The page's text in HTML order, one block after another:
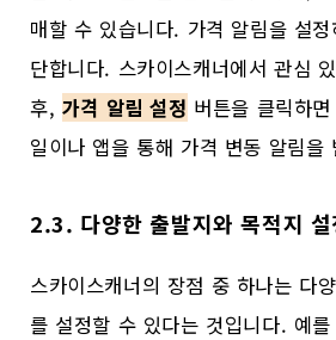
매할 수 있습니다. 가격 알림을 설
단합니다. 스카이스캐너에서 관심
후, 가격 알림 설정 버튼을 클릭하
일이나 앱을 통해 가격 변동 알림을
2.3. 다양한 출발지와 목적지 설
스카이스캐너의 장점 중 하나는 다
를 설정할 수 있다는 것입니다. 예